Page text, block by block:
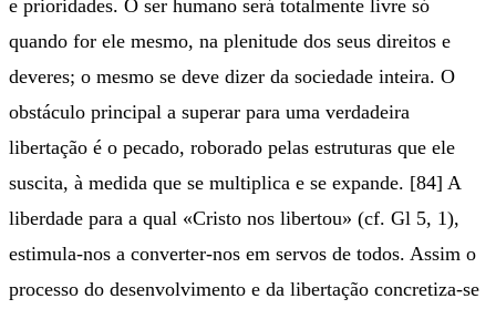
e prioridades. O ser humano será totalmente livre só
quando for ele mesmo, na plenitude dos seus direitos e
deveres; o mesmo se deve dizer da sociedade inteira. O
obstáculo principal a superar para uma verdadeira
libertação é o pecado, roborado pelas estruturas que ele
suscita, à medida que se multiplica e se expande. [84] A
liberdade para a qual «Cristo nos libertou» (cf. Gl 5, 1),
estimula-nos a converter-nos em servos de todos. Assim o
processo do desenvolvimento e da libertação concretiza-se